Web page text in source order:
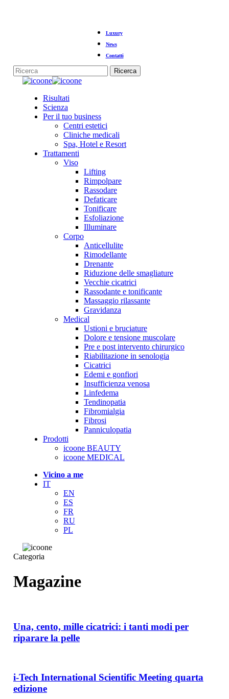
Luxury
News
Contatti
Ricerca
Chiudi
Menu
Risultati
Scienza
Per il tuo business
Centri estetici
Cliniche medicali
Spa, Hotel e Resort
Trattamenti
Viso
Lifting
Rimpolpare
Rassodare
Defaticare
Tonificare
Esfoliazione
Illuminare
Corpo
Anticellulite
Rimodellante
Drenante
Riduzione delle smagliature
Vecchie cicatrici
Rassodante e tonificante
Massaggio rilassante
Gravidanza
Medical
Ustioni e bruciature
Dolore e tensione muscolare
Pre e post intervento chirurgico
Riabilitazione in senologia
Cicatrici
Edemi e gonfiori
Insufficienza venosa
Linfedema
Tendinopatia
Fibromialgia
Fibrosi
Panniculopatia
Prodotti
icoone BEAUTY
icoone MEDICAL
Vicino a me
IT
EN
ES
FR
RU
PL
Categoria
Magazine
mille
cicatrici:
i
riparare
la
Una, cento, mille cicatrici: i tanti modi per
riparare la pelle
International
Scientific
Meeting
i-Tech International Scientific Meeting quarta
edizione